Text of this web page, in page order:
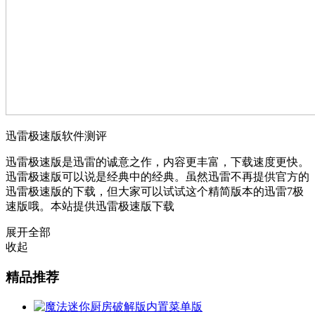
迅雷极速版软件测评
迅雷极速版是迅雷的诚意之作，内容更丰富，下载速度更快。
迅雷极速版可以说是经典中的经典。虽然迅雷不再提供官方的
迅雷极速版的下载，但大家可以试试这个精简版本的迅雷7极
速版哦。本站提供迅雷极速版下载
展开全部
收起
精品推荐